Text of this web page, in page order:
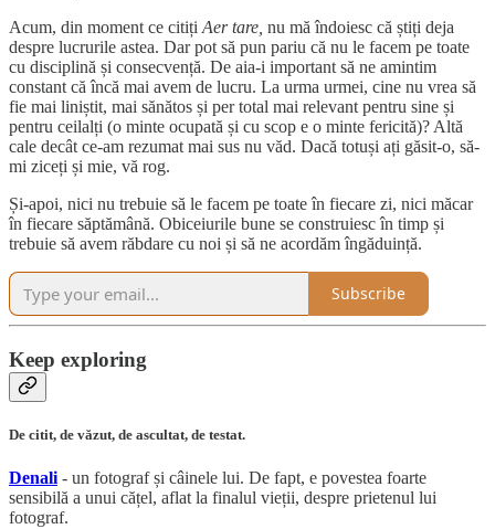
Acum, din moment ce citiți Aer tare, nu mă îndoiesc că știți deja
despre lucrurile astea. Dar pot să pun pariu că nu le facem pe toate
cu disciplină și consecvență. De aia-i important să ne amintim
constant că încă mai avem de lucru. La urma urmei, cine nu vrea să
fie mai liniștit, mai sănătos și per total mai relevant pentru sine și
pentru ceilalți (o minte ocupată și cu scop e o minte fericită)? Altă
cale decât ce-am rezumat mai sus nu văd. Dacă totuși ați găsit-o, să-
mi ziceți și mie, vă rog.
Și-apoi, nici nu trebuie să le facem pe toate în fiecare zi, nici măcar
în fiecare săptămână. Obiceiurile bune se construiesc în timp și
trebuie să avem răbdare cu noi și să ne acordăm îngăduință.
Subscribe
Keep exploring
De citit, de văzut, de ascultat, de testat.
Denali - un fotograf și câinele lui. De fapt, e povestea foarte
sensibilă a unui cățel, aflat la finalul vieții, despre prietenul lui
fotograf.